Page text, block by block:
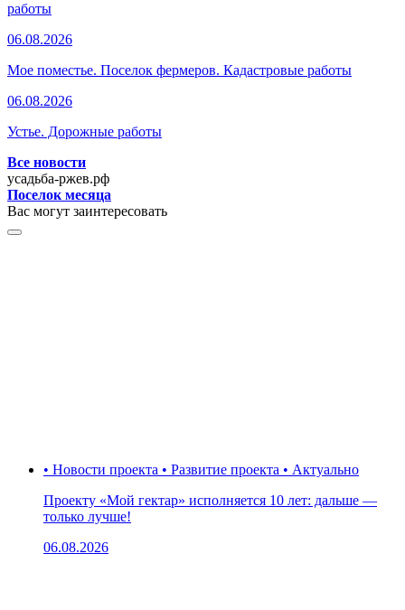
работы
06.08.2026
Мое поместье. Поселок фермеров. Кадастровые работы
06.08.2026
Устье. Дорожные работы
Все новости
усадьба-ржев.рф
Поселок месяца
Вас могут заинтересовать
• Новости проекта • Развитие проекта • Актуально
Проекту «Мой гектар» исполняется 10 лет: дальше —
только лучше!
06.08.2026